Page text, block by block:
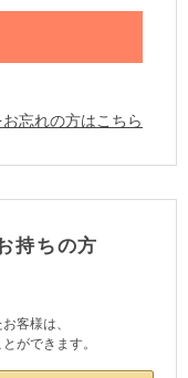
忘れの方はこちら
持ちの方
客様は、
ができます。